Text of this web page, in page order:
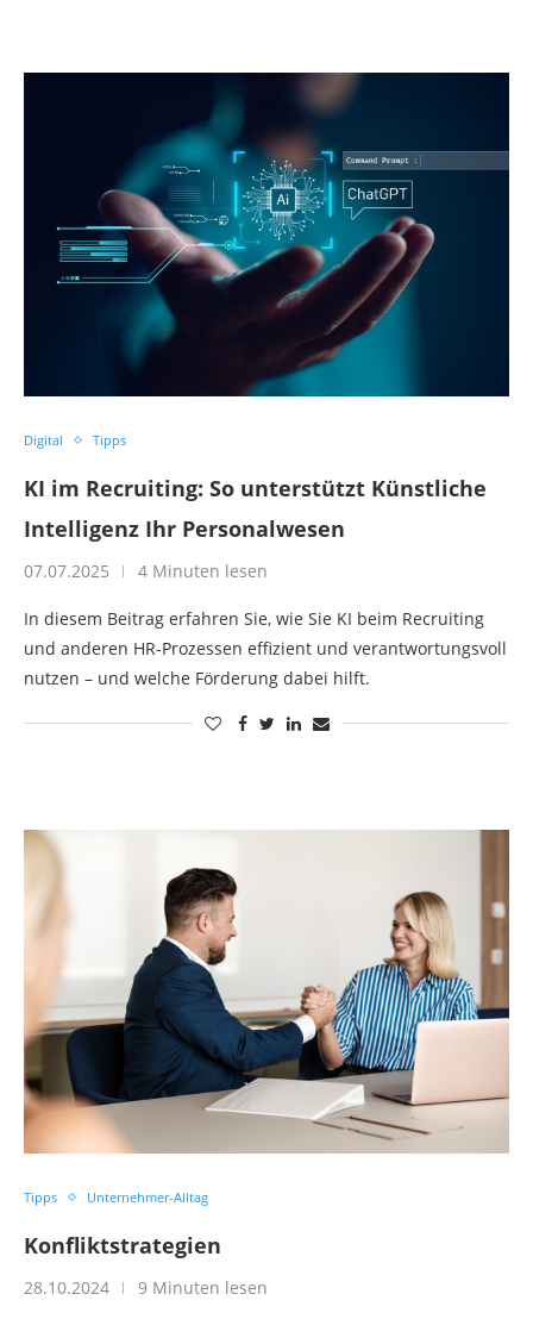
Digital Tipps
KI im Recruiting: So unterstützt Künstliche
Intelligenz Ihr Personalwesen
07.07.2025 4 Minuten lesen
In diesem Beitrag erfahren Sie, wie Sie KI beim Recruiting
und anderen HR-Prozessen effizient und verantwortungsvoll
nutzen – und welche Förderung dabei hilft.
Tipps Unternehmer-Alltag
Konfliktstrategien
28.10.2024 9 Minuten lesen